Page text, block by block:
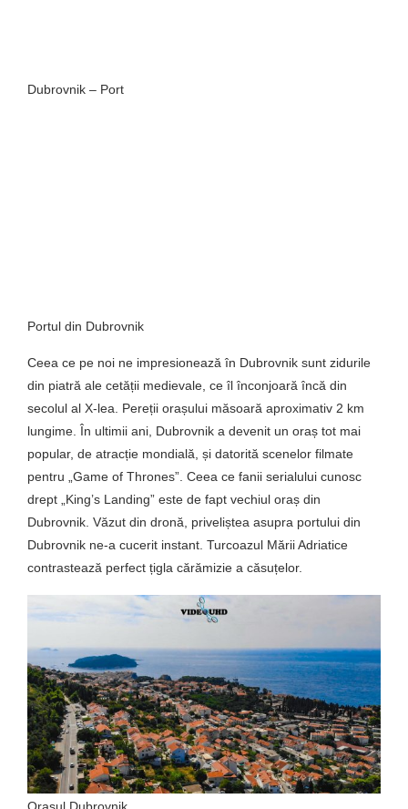
Dubrovnik – Port
Portul din Dubrovnik
Ceea ce pe noi ne impresionează în Dubrovnik sunt zidurile
din piatră ale cetății medievale, ce îl înconjoară încă din
secolul al X-lea. Pereții orașului măsoară aproximativ 2 km
lungime. În ultimii ani, Dubrovnik a devenit un oraș tot mai
popular, de atracție mondială, și datorită scenelor filmate
pentru „Game of Thrones”. Ceea ce fanii serialului cunosc
drept „King’s Landing” este de fapt vechiul oraș din
Dubrovnik. Văzut din dronă, priveliștea asupra portului din
Dubrovnik ne-a cucerit instant. Turcoazul Mării Adriatice
contrastează perfect țigla cărămizie a căsuțelor.